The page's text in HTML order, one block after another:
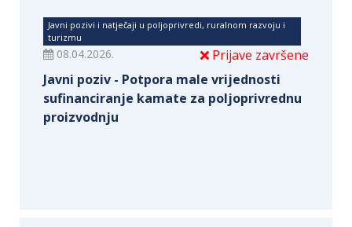
Javni pozivi i natječaji u poljoprivredi, ruralnom razvoju i
turizmu
Prijave završene
08.04.2026.
Javni poziv - Potpora male vrijednosti
sufinanciranje kamate za poljoprivrednu
proizvodnju